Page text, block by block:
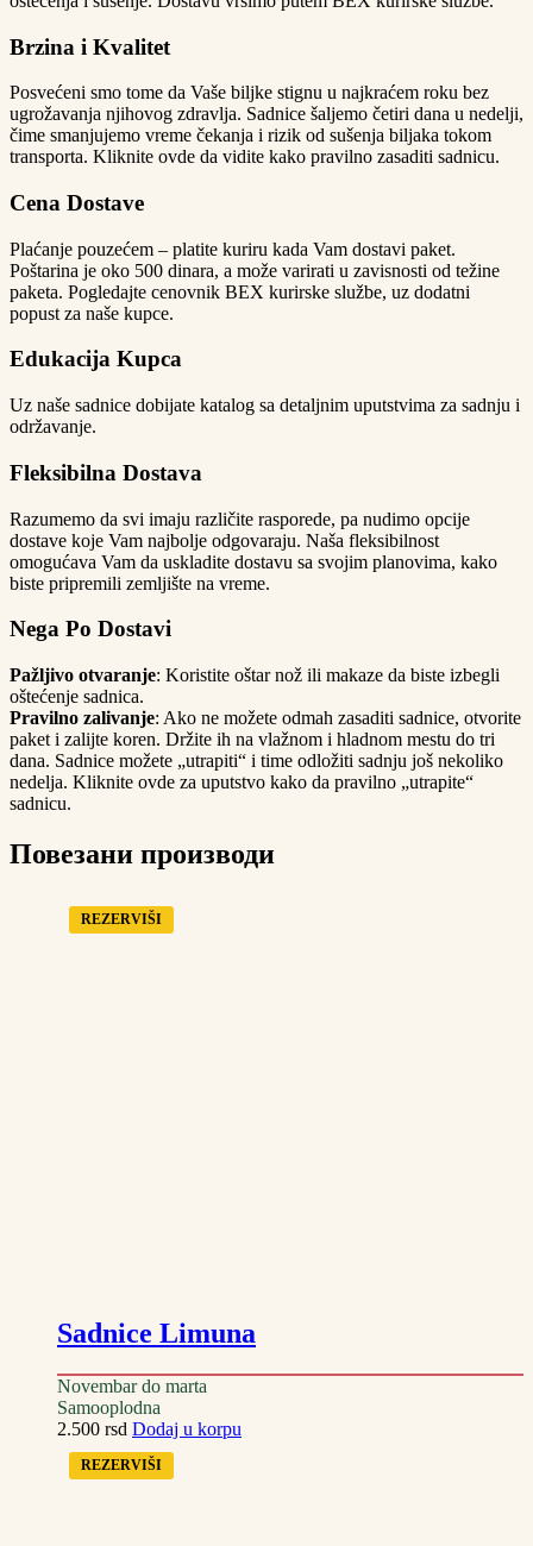
Brzina i Kvalitet
Posvećeni smo tome da Vaše biljke stignu u najkraćem roku bez
ugrožavanja njihovog zdravlja. Sadnice šaljemo četiri dana u nedelji,
čime smanjujemo vreme čekanja i rizik od sušenja biljaka tokom
transporta. Kliknite ovde da vidite kako pravilno zasaditi sadnicu.
Cena Dostave
Plaćanje pouzećem – platite kuriru kada Vam dostavi paket.
Poštarina je oko 500 dinara, a može varirati u zavisnosti od težine
paketa. Pogledajte cenovnik BEX kurirske službe, uz dodatni
popust za naše kupce.
Edukacija Kupca
Uz naše sadnice dobijate katalog sa detaljnim uputstvima za sadnju i
održavanje.
Fleksibilna Dostava
Razumemo da svi imaju različite rasporede, pa nudimo opcije
dostave koje Vam najbolje odgovaraju. Naša fleksibilnost
omogućava Vam da uskladite dostavu sa svojim planovima, kako
biste pripremili zemljište na vreme.
Nega Po Dostavi
Pažljivo otvaranje: Koristite oštar nož ili makaze da biste izbegli
oštećenje sadnica.
Pravilno zalivanje: Ako ne možete odmah zasaditi sadnice, otvorite
paket i zalijte koren. Držite ih na vlažnom i hladnom mestu do tri
dana. Sadnice možete „utrapiti“ i time odložiti sadnju još nekoliko
nedelja. Kliknite ovde za uputstvo kako da pravilno „utrapite“
sadnicu.
Повезани производи
REZERVIŠI
Sadnice Limuna
Novembar do marta
Samooplodna
2.500 rsd Dodaj u korpu
REZERVIŠI